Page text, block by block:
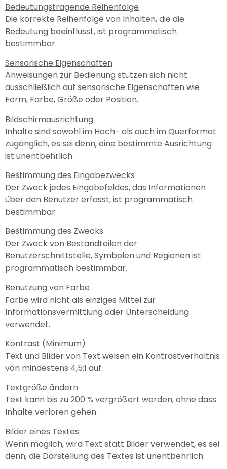
Bedeutungstragende Reihenfolge
Die korrekte Reihenfolge von Inhalten, die die
Bedeutung beeinflusst, ist programmatisch
bestimmbar.
Sensorische Eigenschaften
Anweisungen zur Bedienung stützen sich nicht
ausschließlich auf sensorische Eigenschaften wie
Form, Farbe, Größe oder Position.
Bildschirmausrichtung
Inhalte sind sowohl im Hoch- als auch im Querformat
zugänglich, es sei denn, eine bestimmte Ausrichtung
ist unentbehrlich.
Bestimmung des Eingabezwecks
Der Zweck jedes Eingabefeldes, das Informationen
über den Benutzer erfasst, ist programmatisch
bestimmbar.
Bestimmung des Zwecks
Der Zweck von Bestandteilen der
Benutzerschnittstelle, Symbolen und Regionen ist
programmatisch bestimmbar.
Benutzung von Farbe
Farbe wird nicht als einziges Mittel zur
Informationsvermittlung oder Unterscheidung
verwendet.
Kontrast (Minimum)
Text und Bilder von Text weisen ein Kontrastverhältnis
von mindestens 4,5:1 auf.
Textgröße ändern
Text kann bis zu 200 % vergrößert werden, ohne dass
Inhalte verloren gehen.
Bilder eines Textes
Wenn möglich, wird Text statt Bilder verwendet, es sei
denn, die Darstellung des Textes ist unentbehrlich.